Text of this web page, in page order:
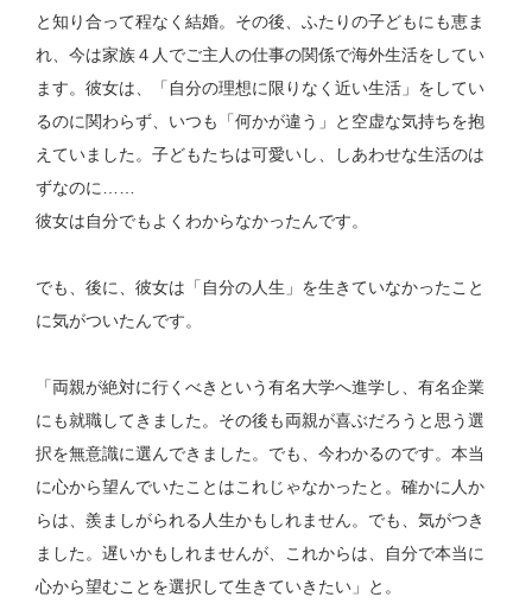
と知り合って程なく結婚。その後、ふたりの子どもにも恵ま
れ、今は家族４人でご主人の仕事の関係で海外生活をしてい
ます。彼女は、「自分の理想に限りなく近い生活」をしてい
るのに関わらず、いつも「何かが違う」と空虚な気持ちを抱
えていました。子どもたちは可愛いし、しあわせな生活のは
ずなのに……
彼女は自分でもよくわからなかったんです。
でも、後に、彼女は「自分の人生」を生きていなかったこと
に気がついたんです。
「両親が絶対に行くべきという有名大学へ進学し、有名企業
にも就職してきました。その後も両親が喜ぶだろうと思う選
択を無意識に選んできました。でも、今わかるのです。本当
に心から望んでいたことはこれじゃなかったと。確かに人か
らは、羨ましがられる人生かもしれません。でも、気がつき
ました。遅いかもしれませんが、これからは、自分で本当に
心から望むことを選択して生きていきたい」と。